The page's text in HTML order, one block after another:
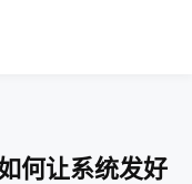
何让系统发好